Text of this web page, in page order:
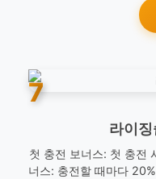
7
라이
첫 충전 보너스: 첫 충전
너스: 충전할 때마다